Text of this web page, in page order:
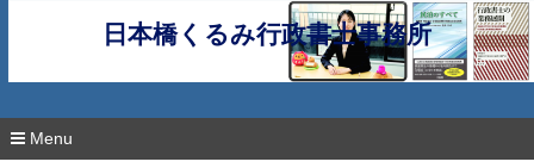
日本橋くるみ行政書士事務所
Menu